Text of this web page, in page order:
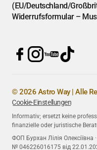
(EU/Deutschland/
Widerrufsformular –
© 2026 Astro Way | Alle
Cookie-Einstellungen
Informativ; ersetzt keine
finanzielle oder juristische
ФОП Бурхан Лілія Олексіївна
№ 046226016175 від